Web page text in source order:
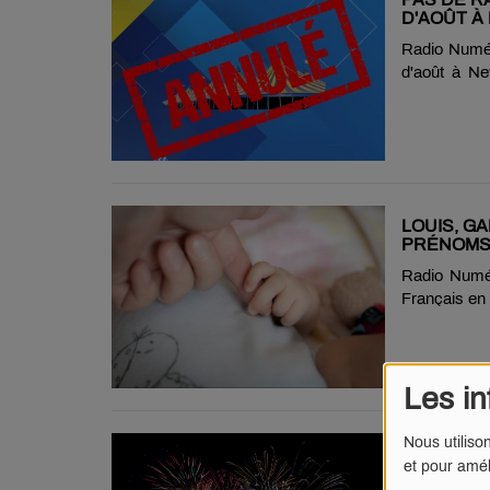
Les
Nous
et pour
D'AOÛT À
Radio
d'août à
LOUIS,
Radio
Français
quatrième
Gabriel
Louis
FEUX
DESSUS